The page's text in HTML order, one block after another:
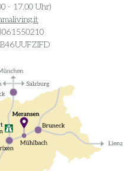
- 17.00 Uhr)